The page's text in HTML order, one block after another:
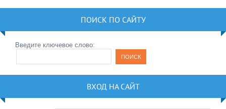
ПОИСК ПО САЙТУ
Введите ключевое слово:
ВХОД НА САЙТ